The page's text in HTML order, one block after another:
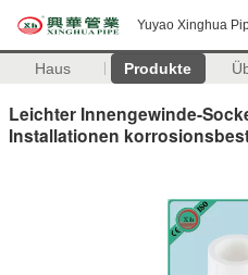
Yuyao Xinghua
Haus Produkte
Leichter Innengewinde-
Installationen